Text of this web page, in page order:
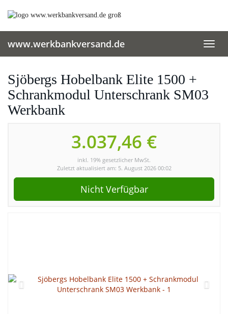
www.werkbankversand.de
Sjöbergs Hobelbank Elite 1500 +
Schrankmodul Unterschrank SM03
Werkbank
3.037,46 €
inkl. 19% gesetzlicher MwSt.
Zuletzt aktualisiert am: 5. August 2026 00:02
Nicht Verfügbar